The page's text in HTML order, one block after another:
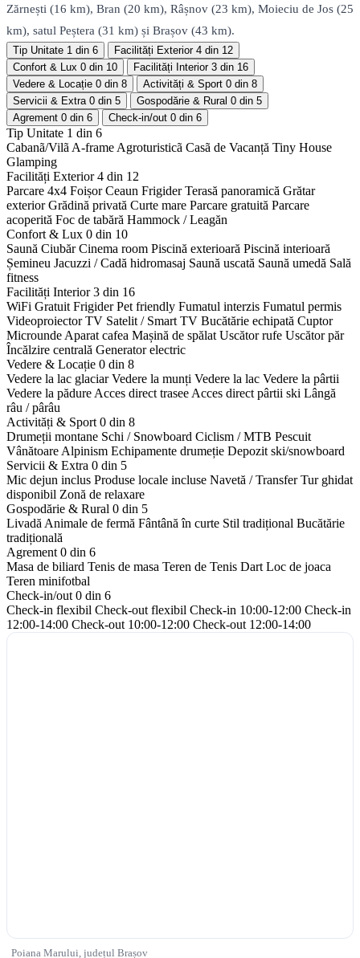
Zărnești (16 km), Bran (20 km), Râșnov (23 km), Moieciu de Jos (25
km), satul Peștera (31 km) și Brașov (43 km).
Tip Unitate 1 din 6 Facilități Exterior 4 din 12
Confort & Lux 0 din 10 Facilități Interior 3 din 16
Vedere & Locație 0 din 8 Activități & Sport 0 din 8
Servicii & Extra 0 din 5 Gospodărie & Rural 0 din 5
Agrement 0 din 6 Check-in/out 0 din 6
Tip Unitate 1 din 6
Cabanã/Vilã A-frame Agroturisticã Casã de Vacanță Tiny House
Glamping
Facilități Exterior4 din 12
Parcare 4x4 Foișor Ceaun Frigider Terasă panoramică Grătar
exterior Grădină privată Curte mare Parcare gratuită Parcare
acoperită Foc de tabără Hammock / Leagăn
Confort & Lux 0 din 10
Saună Ciubăr Cinema room Piscină exterioară Piscină interioară
Șemineu Jacuzzi / Cadă hidromasaj Saună uscată Saună umedă Sală
fitness
Facilități Interior3 din 16
WiFi Gratuit Frigider Pet friendly Fumatul interzis Fumatul permis
Videoproiector TV Satelit / Smart TV Bucătărie echipată Cuptor
Microunde Aparat cafea Mașină de spălat Uscător rufe Uscător păr
Încălzire centrală Generator electric
Vedere & Locație 0 din 8
Vedere la lac glaciar Vedere la munți Vedere la lac Vedere la pârtii
Vedere la pădure Acces direct trasee Acces direct pârtii ski Lângă
râu / pârâu
Activități & Sport 0 din 8
Drumeții montane Schi / Snowboard Ciclism / MTB Pescuit
Vânătoare Alpinism Echipamente drumeție Depozit ski/snowboard
Servicii & Extra 0 din 5
Mic dejun inclus Produse locale incluse Navetă / Transfer Tur ghidat
disponibil Zonă de relaxare
Gospodărie & Rural 0 din 5
Livadă Animale de fermă Fântână în curte Stil tradițional Bucătărie
tradițională
Agrement 0 din 6
Masa de biliard Tenis de masa Teren de Tenis Dart Loc de joaca
Teren minifotbal
Check-in/out 0 din 6
Check-in flexibil Check-out flexibil Check-in 10:00-12:00 Check-in
12:00-14:00 Check-out 10:00-12:00 Check-out 12:00-14:00
Poiana Marului, județul Brașov